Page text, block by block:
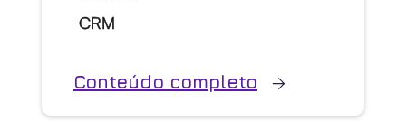
CRM
Conteúdo completo